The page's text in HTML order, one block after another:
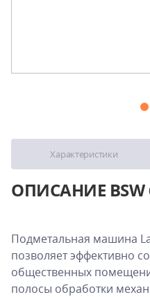
Характеристики
ОПИСАНИЕ BSW
Подметальная машина
позволяет эффективно
общественных
полосы обработки